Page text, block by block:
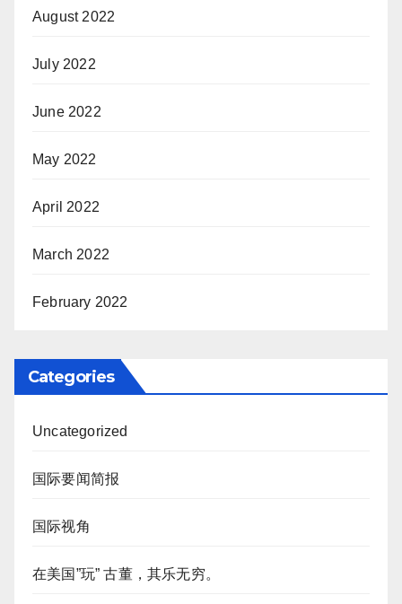
August 2022
July 2022
June 2022
May 2022
April 2022
March 2022
February 2022
Categories
Uncategorized
国际要闻简报
国际视角
在美国”玩” 古董，其乐无穷。